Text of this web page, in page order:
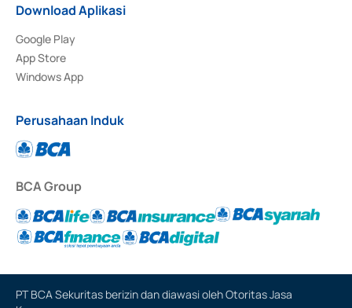
Download Aplikasi
Google Play
App Store
Windows App
Perusahaan Induk
BCA Group
PT BCA Sekuritas berizin dan diawasi oleh Otoritas Jasa